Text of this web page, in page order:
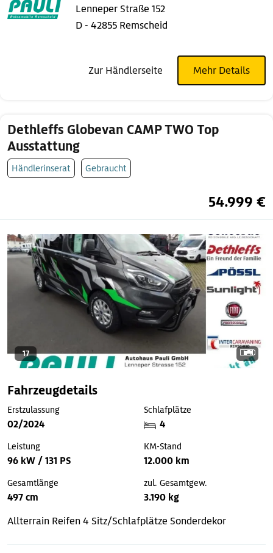
Lenneper Straße 152
D - 42855 Remscheid
Zur Händlerseite Mehr Details
Dethleffs Globevan CAMP TWO Top
Ausstattung
Händlerinserat Gebraucht
54.999 €
17
Fahrzeugdetails
Erstzulassung
02/2024
Schlafplätze
4
Leistung
96 kW / 131 PS
KM-Stand
12.000 km
Gesamtlänge
497 cm
zul. Gesamtgew.
3.190 kg
Allterrain Reifen4 Sitz/Schlafplätze Sonderdekor